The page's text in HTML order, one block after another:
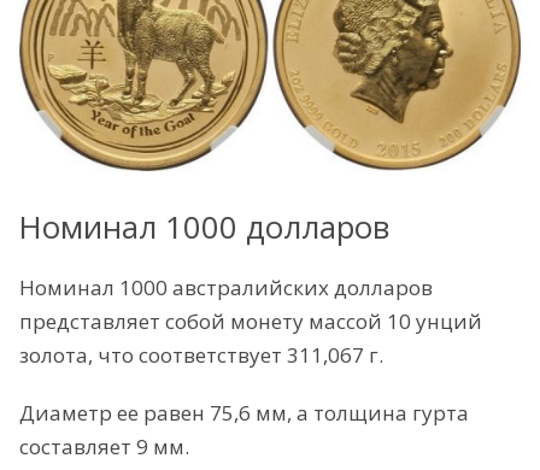
Номинал 1000 долларов
Номинал 1000 австралийских долларов
представляет собой монету массой 10 унций
золота, что соответствует 311,067 г.
Диаметр ее равен 75,6 мм, а толщина гурта
составляет 9 мм.